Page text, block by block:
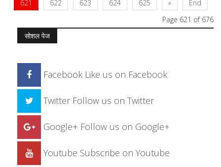
621
622 623 624 625 »
End
Page 621 of 676
सोशल पेज
Facebook Like us on Facebook
Twitter Follow us on Twitter
Google+ Follow us on Google+
Youtube Subscribe on Youtube